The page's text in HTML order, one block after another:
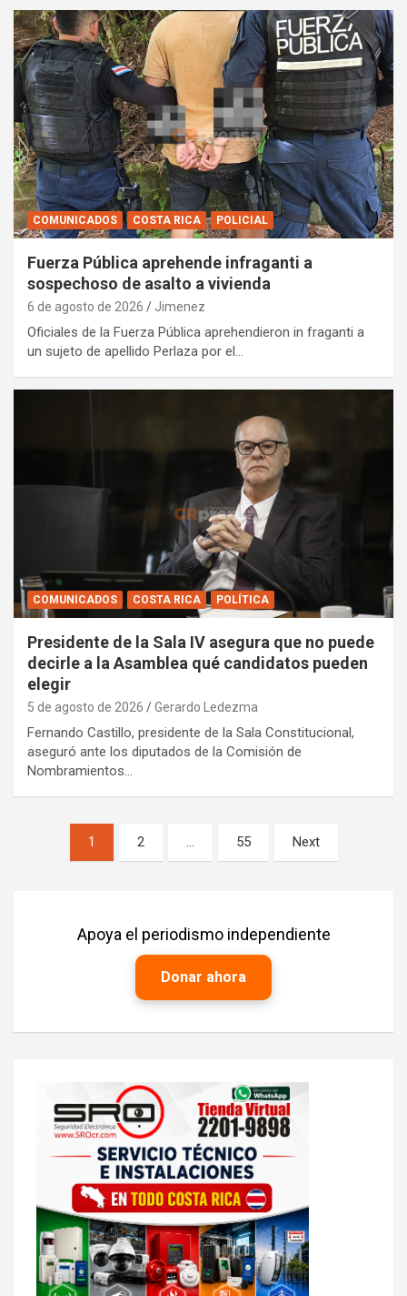
COMUNICADOS COSTA RICA POLICIAL
Fuerza Pública aprehende infraganti a
sospechoso de asalto a vivienda
6 de agosto de 2026 Jimenez
Oficiales de la Fuerza Pública aprehendieron in fraganti a
un sujeto de apellido Perlaza por el…
COMUNICADOS COSTA RICA POLÍTICA
Presidente de la Sala IV asegura que no puede
decirle a la Asamblea qué candidatos pueden
elegir
5 de agosto de 2026 Gerardo Ledezma
Fernando Castillo, presidente de la Sala Constitucional,
aseguró ante los diputados de la Comisión de
Nombramientos…
Paginación
1 2 … 55 Next
Apoya el periodismo independiente
Donar ahora